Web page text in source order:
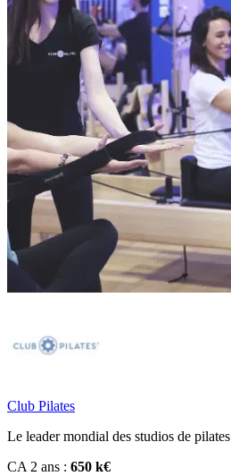
Club Pilates
Le leader mondial des studios de pilates
CA 2 ans : 650 k€